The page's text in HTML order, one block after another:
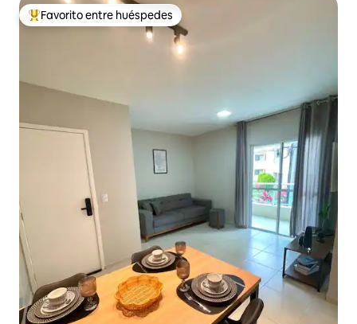
De los mejores en Favorito entre huéspedes
Favorito entre huéspedes